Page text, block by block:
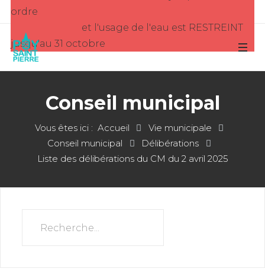
ordre
et l'usage de l'eau est RESTREINT
jusqu'au 31 octobre
Conseil municipal
Vous êtes ici : Accueil
Vie municipale
Conseil municipal
Délibérations
Liste des délibérations du CM du 2 avril 2025